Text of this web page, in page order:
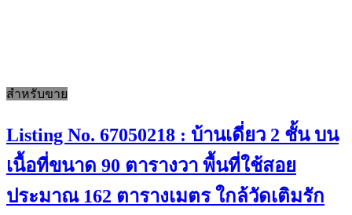
สำหรับขาย
Listing No. 67050218 : บ้านเดี่ยว 2 ชั้น บน
เนื้อที่ขนาด 90 ตารางวา พื้นที่ใช้สอย
ประมาณ 162 ตารางเมตร ใกล้วัดเติมรัก